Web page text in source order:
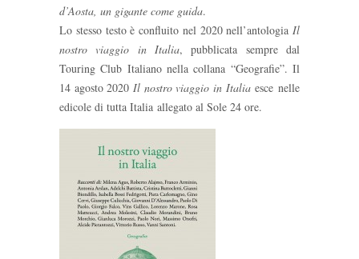
d’Aosta, un gigante come guida.
Lo stesso testo è confluito nel 2020 nell’antologia Il
nostro viaggio in Italia, pubblicata sempre dal
Touring Club Italiano nella collana “Geografie”. Il
14 agosto 2020 Il nostro viaggio in Italiaesce nelle
edicole di tutta Italia allegato al Sole 24 ore.